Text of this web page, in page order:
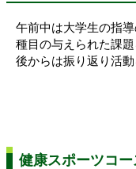
午前中は大学生の指
種目の与えられた課
後からは振り返り活動
健康スポーツコ